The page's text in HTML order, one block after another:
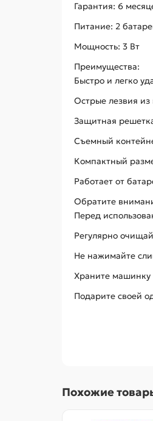
Гарантия: 6
Питание: 2
Мощность: 3 Вт
Преимущества:
Быстро и легко
Острые лезвия
Защитная
Съемный
Компактный
Работает от
Обратите
Перед
Регулярно
Не нажимайте
Храните машинку
Подарите своей
Похожие